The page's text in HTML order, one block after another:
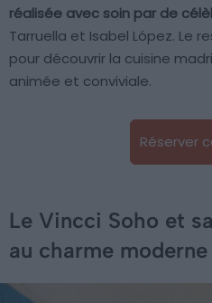
réalisée avec soin par de
Tarruella et Isabel López. Le
pour découvrir la cuisine
animée et conviviale.
Réserver
Le Vincci Soho et
au charme moderne